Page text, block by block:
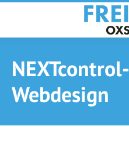
NEXTcontrol-
Webdesign